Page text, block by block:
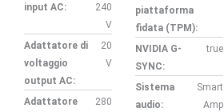
input AC:
240
V
Adattatore di
voltaggio
output AC:
20
V
Adattatore
280
piattaforma
fidata (TPM):
NVIDIA G-
SYNC:
true
Sistema
audio:
Smart
Amp